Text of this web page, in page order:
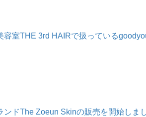
容室THE 3rd HAIRで扱っている
ンドThe Zoeun Skinの販売を開始しまし